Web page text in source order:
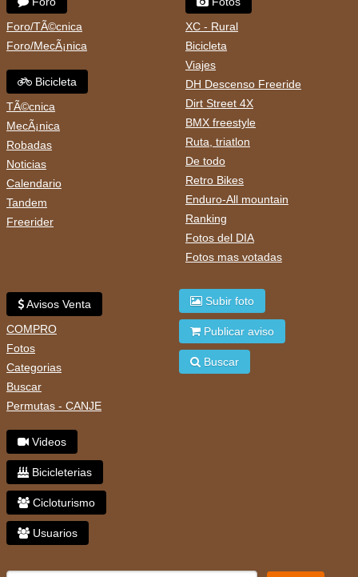
Foro/TÃ©cnica
Foro/MecÃ¡nica
Bicicleta
TÃ©cnica
MecÃ¡nica
Robadas
Noticias
Calendario
Tandem
Freerider
XC - Rural
Bicicleta
Viajes
DH Descenso Freeride
Dirt Street 4X
BMX freestyle
Ruta, triatlon
De todo
Retro Bikes
Enduro-All mountain
Ranking
Fotos del DIA
Fotos mas votadas
Avisos Venta
COMPRO
Fotos
Categorias
Buscar
Permutas - CANJE
Videos
Bicicleterias
Cicloturismo
Usuarios
Subir foto
Publicar aviso
Buscar